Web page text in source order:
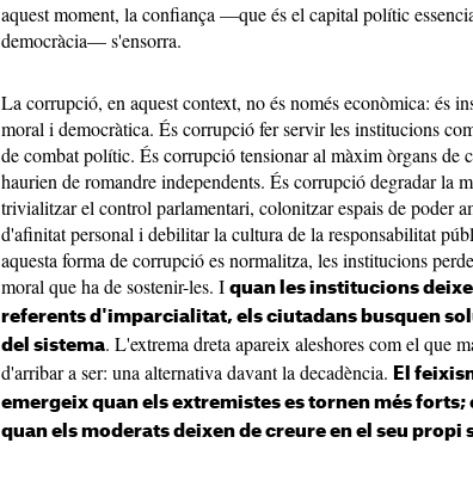
aquest moment, la confiança —que és el capital polític
democràcia— s'ensorra.
La corrupció, en aquest context, no és només econòmica: és
moral i democràtica. És corrupció fer servir les institucions
de combat polític. És corrupció tensionar al màxim òrgans de
haurien de romandre independents. És corrupció degradar la
trivialitzar el control parlamentari, colonitzar espais de poder
d'afinitat personal i debilitar la cultura de la responsabilitat
aquesta forma de corrupció es normalitza, les institucions
moral que ha de sostenir-les. I quan les institucions
referents d'imparcialitat, els ciutadans busquen
del sistema. L'extrema dreta apareix aleshores com el que
d'arribar a ser: una alternativa davant la decadència. El
emergeix quan els extremistes es tornen més forts;
quan els moderats deixen de creure en el seu propi